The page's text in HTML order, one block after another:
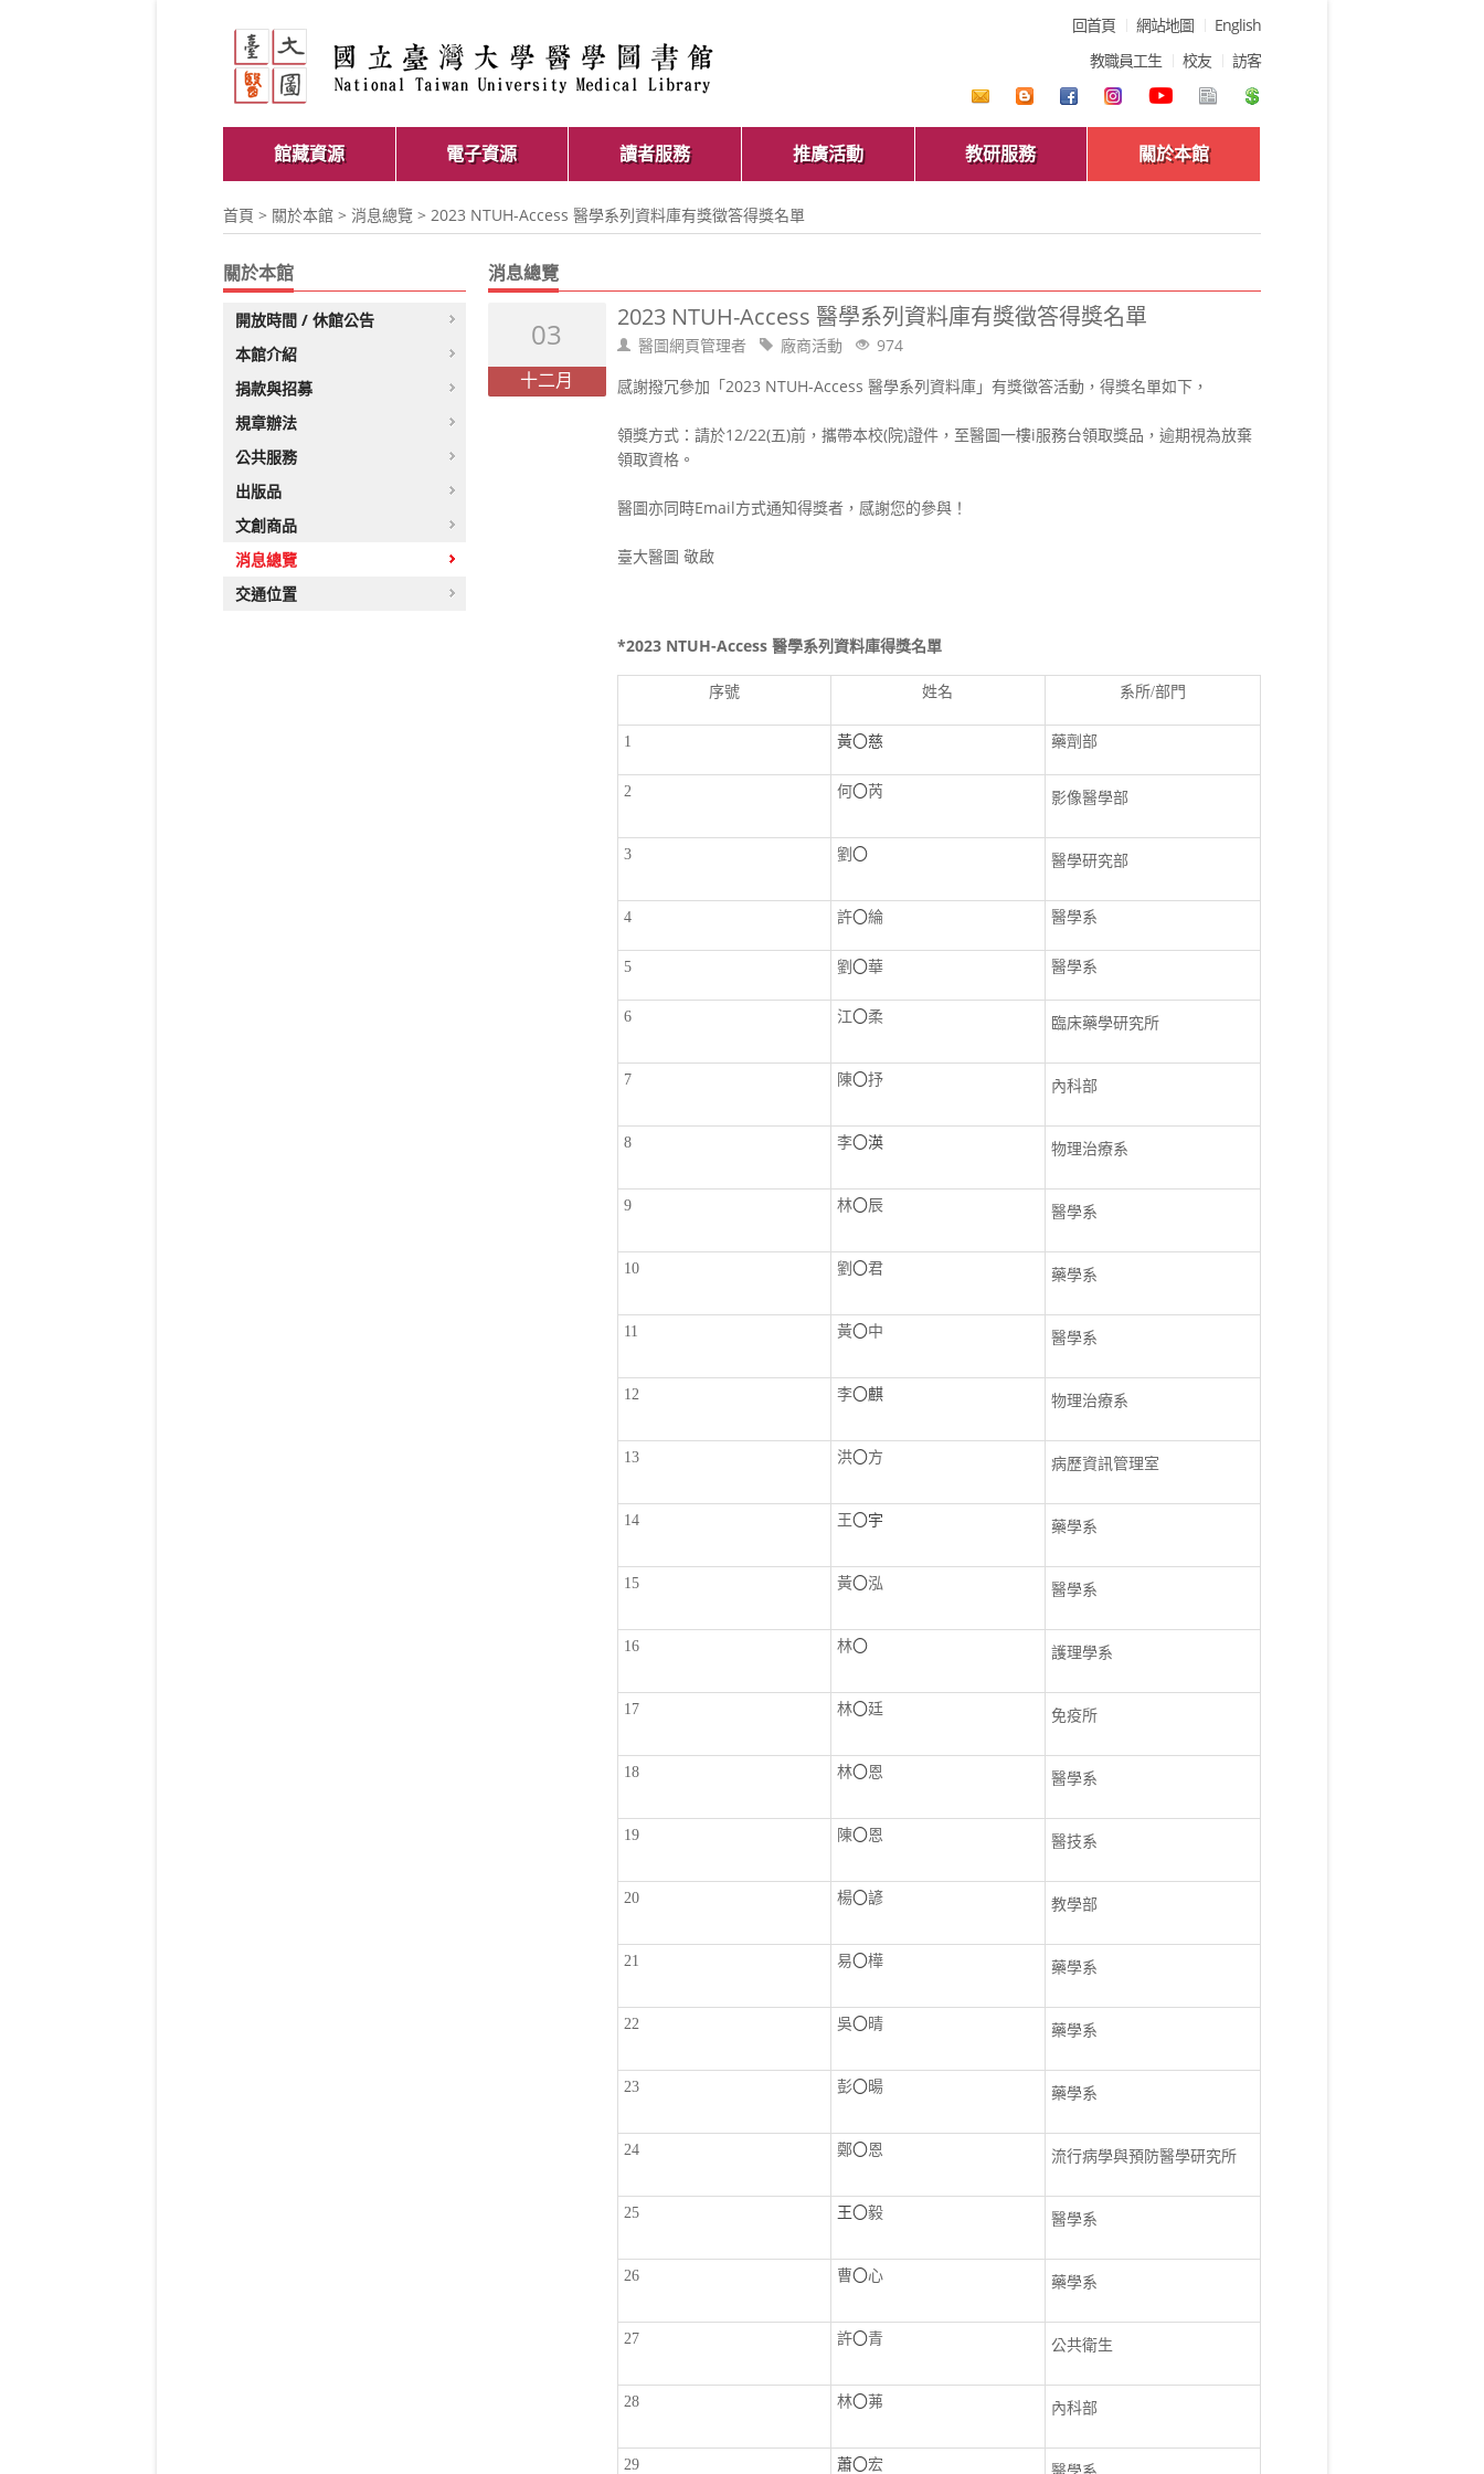
回首頁 網站地圖
English
教職員工生
校友 訪客
館藏資源 電子資源 讀者服務 推廣活動 教研服務 關於本館
首頁 > 關於本館 > 消息總覽 > 2023 NTUH-Access 醫學系列資料庫有獎徵答得獎名單
關於本館
開放時間 / 休館公告
本館介紹
捐款與招募
規章辦法
公共服務
出版品
文創商品
消息總覽
交通位置
消息總覽
03
十二月
2023 NTUH-Access 醫學系列資料庫有獎徵答得獎名單
醫圖網頁管理者 廠商活動
974
感謝撥冗參加「2023 NTUH-Access 醫學系列資料庫」有獎徵答活動，得獎名單如下，
領獎方式：請於12/22(五)前，攜帶本校(院)證件，至醫圖一樓i服務台領取獎品，逾期視為放棄
領取資格。
醫圖亦同時Email方式通知得獎者，感謝您的參與！
臺大醫圖 敬啟
*2023 NTUH-Access 醫學系列資料庫得獎名單
序號 姓名 系所/部門
1 黃〇慈 藥劑部
2 何〇芮 影像醫學部
3 劉 〇 醫學研究部
4 許〇綸 醫學系
5 劉 〇華 醫學系
6 江〇柔 臨床藥學研究所
7 陳〇抒 內科部
8 李〇渶 物理治療系
9 林〇辰 醫學系
10 劉 〇君 藥學系
11 黃〇中 醫學系
12 李〇麒 物理治療系
13 洪〇方 病歷資訊管理室
14 王〇宇 藥學系
15 黃〇泓 醫學系
16 林〇 護理學系
17 林〇廷 免疫所
18 林〇恩 醫學系
19 陳〇恩 醫技系
20 楊〇諺 教學部
21 易〇樺 藥學系
22 吳〇晴 藥學系
23 彭〇暘 藥學系
24 鄭〇恩 流行病學與預防醫學研究所
25 王〇毅 醫學系
26 曹〇心 藥學系
27 許〇青 公共衛生
28 林〇茀 內科部
29 蕭〇宏